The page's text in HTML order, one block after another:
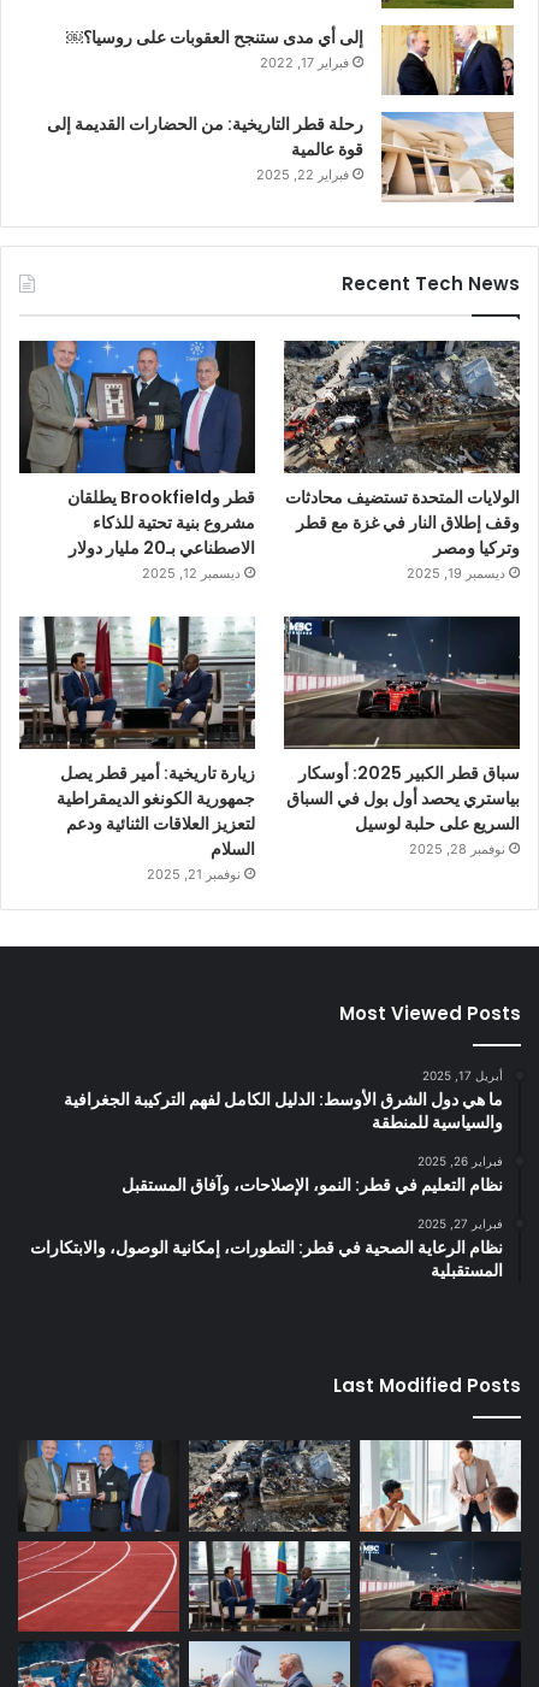
إلى أي مدى ستنجح العقوبات على روسيا؟￼
فبراير 17, 2022
رحلة قطر التاريخية: من الحضارات القديمة إلى
قوة عالمية
فبراير 22, 2025
Recent Tech News
الولايات المتحدة تستضيف محادثات
وقف إطلاق النار في غزة مع قطر
وتركيا ومصر
ديسمبر 19, 2025
قطر وBrookfield يطلقان
مشروع بنية تحتية للذكاء
الاصطناعي بـ20 مليار دولار
ديسمبر 12, 2025
سباق قطر الكبير 2025: أوسكار
بياستري يحصد أول بول في السباق
السريع على حلبة لوسيل
نوفمبر 28, 2025
زيارة تاريخية: أمير قطر يصل
جمهورية الكونغو الديمقراطية
لتعزيز العلاقات الثنائية ودعم
السلام
نوفمبر 21, 2025
Most Viewed Posts
أبريل 17, 2025
ما هي دول الشرق الأوسط: الدليل الكامل لفهم التركيبة الجغرافية
والسياسية للمنطقة
فبراير 26, 2025
نظام التعليم في قطر: النمو، الإصلاحات، وآفاق المستقبل
فبراير 27, 2025
نظام الرعاية الصحية في قطر: التطورات، إمكانية الوصول، والابتكارات
المستقبلية
Last Modified Posts